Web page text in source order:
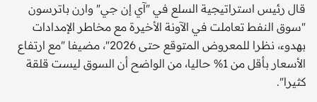
قال رئيس استراتيجية السلع في "آي إن جي" وارن باترسون
"سوق النفط تعاملت في الآونة الأخيرة مع مخاطر الإمدادات
بهدوء، نظرا للمعروض المتوقع حتى 2026"، مضيفا "مع ارتفاع
الأسعار بأقل من 1% حاليا، من الواضح أن السوق ليست قلقة
كثيرا".